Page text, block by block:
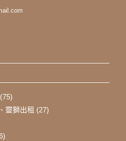
靈獅出租 (27)